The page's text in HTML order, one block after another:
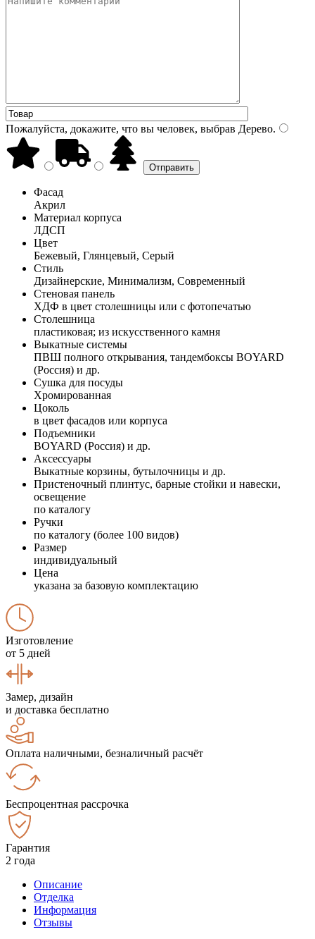
Пожалуйста, докажите, что вы человек, выбрав Дерево.
Фасад
Акрил
Материал корпуса
ЛДСП
Цвет
Бежевый, Глянцевый, Серый
Стиль
Дизайнерские, Минимализм, Современный
Стеновая панель
ХДФ в цвет столешницы или с фотопечатью
Столешница
пластиковая; из искусственного камня
Выкатные системы
ПВШ полного открывания, тандембоксы BOYARD
(Россия) и др.
Сушка для посуды
Хромированная
Цоколь
в цвет фасадов или корпуса
Подъемники
BOYARD (Россия) и др.
Аксессуары
Выкатные корзины, бутылочницы и др.
Пристеночный плинтус, барные стойки и навески,
освещение
по каталогу
Ручки
по каталогу (более 100 видов)
Размер
индивидуальный
Цена
указана за базовую комплектацию
Изготовление
от 5 дней
Замер, дизайн
и доставка бесплатно
Оплата наличными, безналичный расчёт
Беспроцентная рассрочка
Гарантия
2 года
Описание
Отделка
Информация
Отзывы